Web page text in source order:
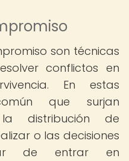
son técnicas
conflictos en
En estas
que surjan
distribución de
o las decisiones
de entrar en